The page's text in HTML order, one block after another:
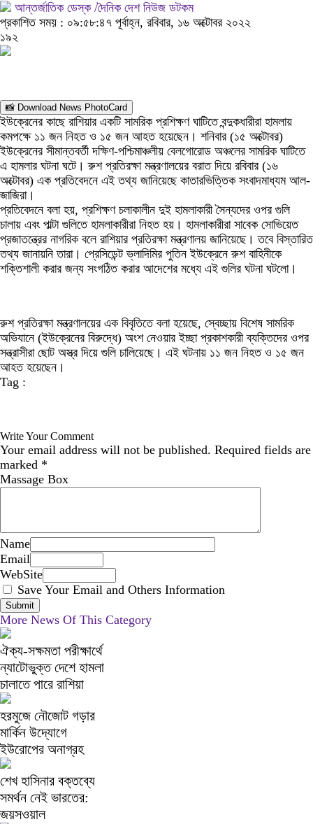
আন্তর্জাতিক ডেস্ক /দৈনিক দেশ নিউজ ডটকম
প্রকাশিত সময় : ০৯:৫৮:৪৭ পূর্বাহ্ন, রবিবার, ১৬ অক্টোবর ২০২২
১৯২
📸 Download News PhotoCard
ইউক্রেনের কাছে রাশিয়ার একটি সামরিক প্রশিক্ষণ ঘাটিতে বন্দুকধারীরা হামলায়
কমপক্ষে ১১ জন নিহত ও ১৫ জন আহত হয়েছেন। শনিবার (১৫ অক্টোবর)
ইউক্রেনের সীমান্তবর্তী দক্ষিণ-পশ্চিমাঞ্চলীয় বেলগোরোড অঞ্চলের সামরিক ঘাটিতে
এ হামলার ঘটনা ঘটে। রুশ প্রতিরক্ষা মন্ত্রণালয়ের বরাত দিয়ে রবিবার (১৬
অক্টোবর) এক প্রতিবেদনে এই তথ্য জানিয়েছে কাতারভিত্তিক সংবাদমাধ্যম আল-
জাজিরা।
প্রতিবেদনে বলা হয়, প্রশিক্ষণ চলাকালীন দুই হামলাকারী সৈন্যদের ওপর গুলি
চালায় এবং পাল্টা গুলিতে হামলাকারীরা নিহত হয়। হামলাকারীরা সাবেক সোভিয়েত
প্রজাতন্ত্রের নাগরিক বলে রাশিয়ার প্রতিরক্ষা মন্ত্রণালয় জানিয়েছে। তবে বিস্তারিত
তথ্য জানায়নি তারা। প্রেসিডেন্ট ভ্লাদিমির পুতিন ইউক্রেনে রুশ বাহিনীকে
শক্তিশালী করার জন্য সংগঠিত করার আদেশের মধ্যে এই গুলির ঘটনা ঘটলো।
রুশ প্রতিরক্ষা মন্ত্রণালয়ের এক বিবৃতিতে বলা হয়েছে, স্বেচ্ছায় বিশেষ সামরিক
অভিযানে (ইউক্রেনের বিরুদ্ধে) অংশ নেওয়ার ইচ্ছা প্রকাশকারী ব্যক্তিদের ওপর
সন্ত্রাসীরা ছোট অস্ত্র দিয়ে গুলি চালিয়েছে। এই ঘটনায় ১১ জন নিহত ও ১৫ জন
আহত হয়েছেন।
Tag :
Write Your Comment
Your email address will not be published. Required fields are
marked *
Massage Box
Name
Email
WebSite
Save Your Email and Others Information
More News Of This Category
ঐক্য-সক্ষমতা পরীক্ষার্থে
ন্যাটোভুক্ত দেশে হামলা
চালাতে পারে রাশিয়া
হরমুজে নৌজোট গড়ার
মার্কিন উদ্যোগে
ইউরোপের অনাগ্রহ
শেখ হাসিনার বক্তব্যে
সমর্থন নেই ভারতের:
জয়সওয়াল